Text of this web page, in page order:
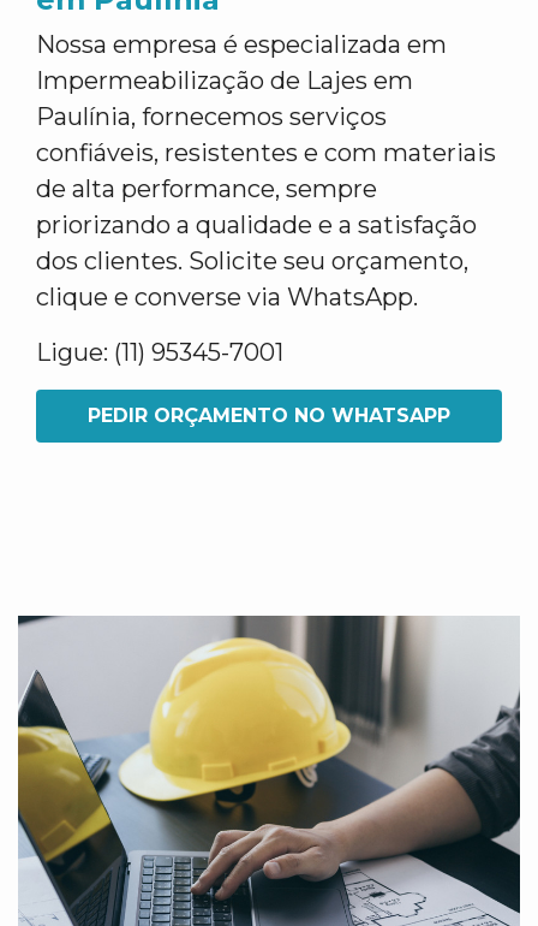
Nossa empresa é especializada em
Impermeabilização de Lajes em
Paulínia, fornecemos serviços
confiáveis, resistentes e com materiais
de alta performance, sempre
priorizando a qualidade e a satisfação
dos clientes. Solicite seu orçamento,
clique e converse via WhatsApp.
Ligue: (11) 95345-7001
PEDIR ORÇAMENTO NO WHATSAPP